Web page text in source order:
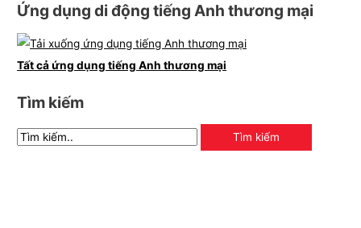
Ứng dụng di động tiếng Anh thương mại
Tất cả ứng dụng tiếng Anh thương mại
Tìm kiếm